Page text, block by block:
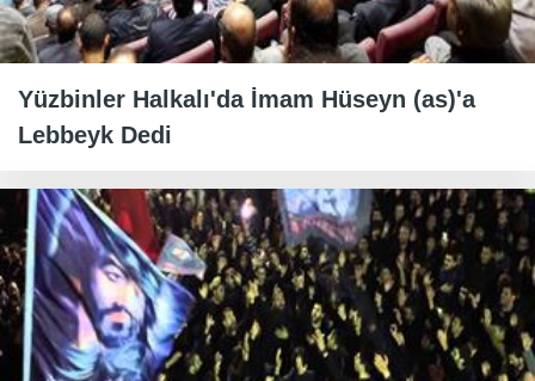
Yüzbinler Halkalı'da İmam Hüseyn (as)'a
Lebbeyk Dedi